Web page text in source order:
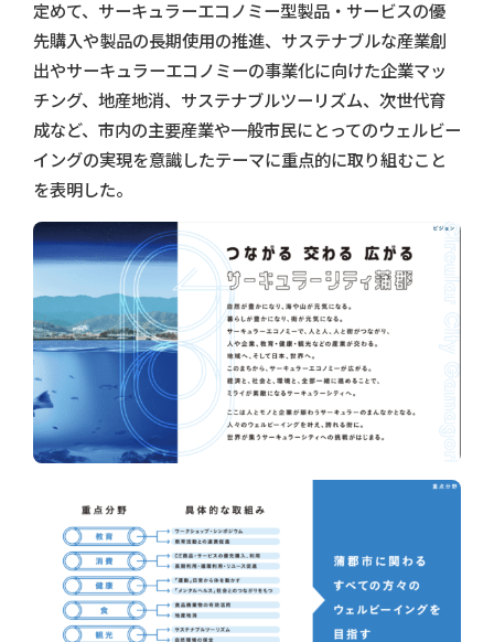
定めて、サーキュラーエコノミー型製品・サービスの優
先購入や製品の長期使用の推進、サステナブルな産業創
出やサーキュラーエコノミーの事業化に向けた企業マッ
チング、地産地消、サステナブルツーリズム、次世代育
成など、市内の主要産業や一般市民にとってのウェルビー
イングの実現を意識したテーマに重点的に取り組むこと
を表明した。